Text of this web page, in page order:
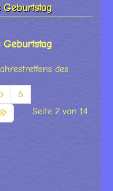
des
Seite 2 von 14
6